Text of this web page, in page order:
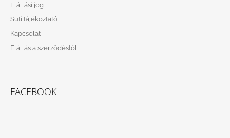
Elállási jog
Süti tájékoztató
Kapcsolat
Elállás a szerződéstől
FACEBOOK